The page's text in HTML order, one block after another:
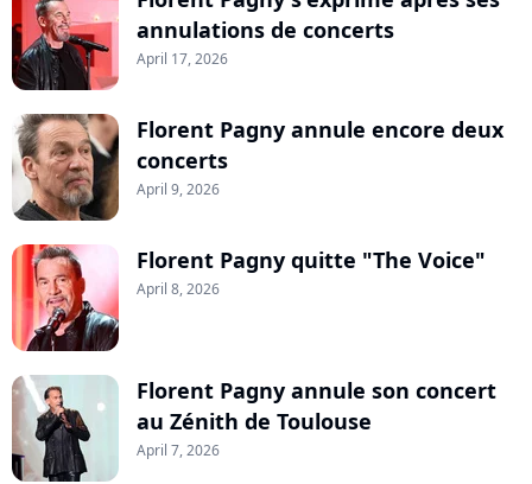
annulations de concerts
April 17, 2026
Florent Pagny annule encore deux
concerts
April 9, 2026
Florent Pagny quitte "The Voice"
April 8, 2026
Florent Pagny annule son concert
au Zénith de Toulouse
April 7, 2026